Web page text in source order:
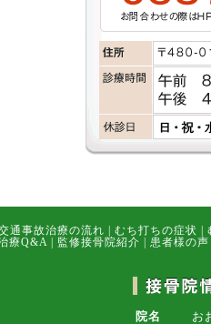
通事故治療の流れ むち打ちの症状
療Q&A 監修接骨院紹介 患者様の声
院名
お